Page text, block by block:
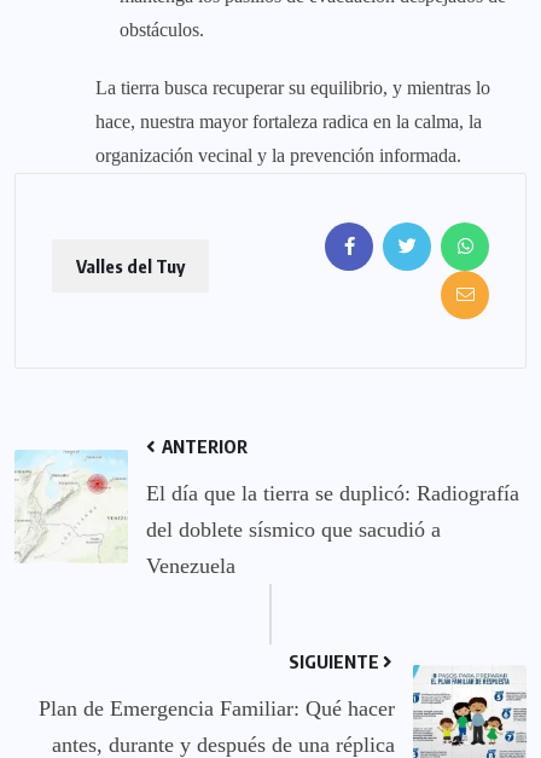
obstáculos.
La tierra busca recuperar su equilibrio, y mientras lo
hace, nuestra mayor fortaleza radica en la calma, la
organización vecinal y la prevención informada.
Valles del Tuy
ANTERIOR
El día que la tierra se duplicó: Radiografía
del doblete sísmico que sacudió a
Venezuela
SIGUIENTE
Plan de Emergencia Familiar: Qué hacer
antes, durante y después de una réplica